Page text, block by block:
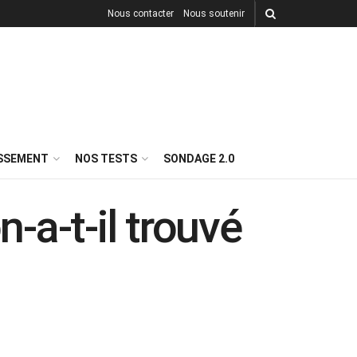
Nous contacter Nous soutenir
NOS TESTS SONDAGE 2.0
a-t-il trouvé